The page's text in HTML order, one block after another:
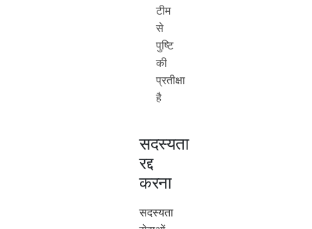
टीम
से
पुष्टि
की
प्रतीक्षा
है
सदस्यता
रद्द
करना
सदस्यता